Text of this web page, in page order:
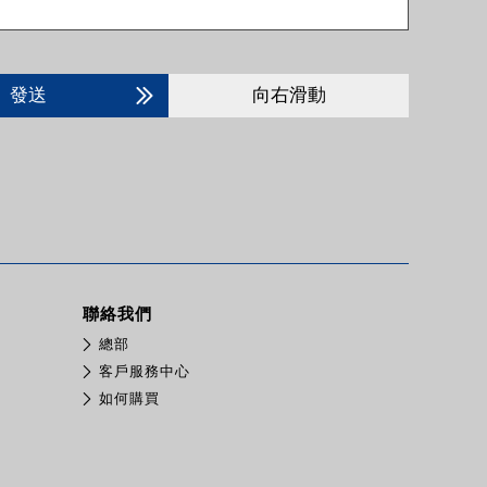
發送 向右滑動
聯絡我們
總部
客戶服務中心
如何購買